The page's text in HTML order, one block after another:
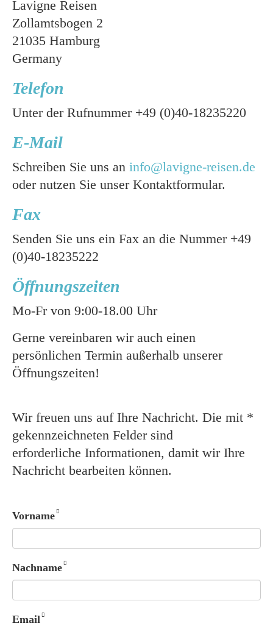
Lavigne Reisen
Zollamtsbogen 2
21035 Hamburg
Germany
Telefon
Unter der Rufnummer +49 (0)40-18235220
E-Mail
Schreiben Sie uns an info@lavigne-reisen.de
oder nutzen Sie unser Kontaktformular.
Fax
Senden Sie uns ein Fax an die Nummer +49
(0)40-18235222
Öffnungszeiten
Mo-Fr von 9:00-18.00 Uhr
Gerne vereinbaren wir auch einen
persönlichen Termin außerhalb unserer
Öffnungszeiten!
Wir freuen uns auf Ihre Nachricht. Die mit *
gekennzeichneten Felder sind
erforderliche Informationen, damit wir Ihre
Nachricht bearbeiten können.
Vorname
Nachname
Email